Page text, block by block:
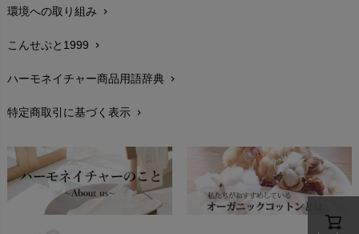
生地・素材chevron_right
お手入れについて
レビューを書こうchevron_right
返品交換chevron_right
FAXでのご注文
お問い合わせchevron_right
環境への取り組み chevron_right
こんせぷと1999 chevron_right
ハーモネイチャー商品用語辞典 chevron_right
特定商取引に基づく表示 chevron_right